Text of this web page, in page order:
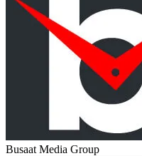
Busaat Media Group